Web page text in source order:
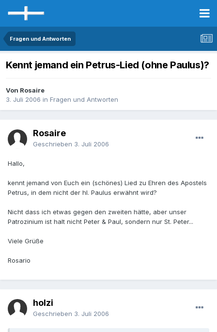
Fragen und Antworten
Kennt jemand ein Petrus-Lied (ohne Paulus)?
Von Rosaire
3. Juli 2006 in Fragen und Antworten
Rosaire
Geschrieben 3. Juli 2006
Hallo,
kennt jemand von Euch ein (schönes) Lied zu Ehren des Apostels
Petrus, in dem nicht der hl. Paulus erwähnt wird?
Nicht dass ich etwas gegen den zweiten hätte, aber unser
Patrozinium ist halt nicht Peter & Paul, sondern nur St. Peter...
Viele Grüße
Rosario
holzi
Geschrieben 3. Juli 2006